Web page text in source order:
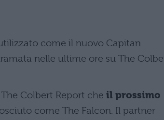
come il nuovo Capitan
nelle ultime ore su The
Colbert Report che il prossimo
come The Falcon. Il partner